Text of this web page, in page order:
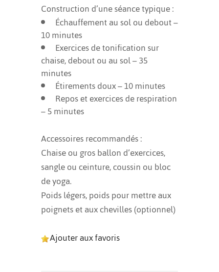
Construction d’une séance typique :
Échauffement au sol ou debout –
10 minutes
Exercices de tonification sur
chaise, debout ou au sol – 35
minutes
Étirements doux – 10 minutes
Repos et exercices de respiration
– 5 minutes
Accessoires recommandés :
Chaise ou gros ballon d’exercices,
sangle ou ceinture, coussin ou bloc
de yoga.
Poids légers, poids pour mettre aux
poignets et aux chevilles (optionnel)
Ajouter aux favoris